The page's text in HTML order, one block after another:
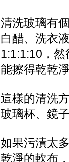
清洗玻璃有
白醋、洗衣
1:1:1:10，
能擦得乾乾
這樣的清洗
玻璃杯、鏡
如果污漬太
乾淨的軟布